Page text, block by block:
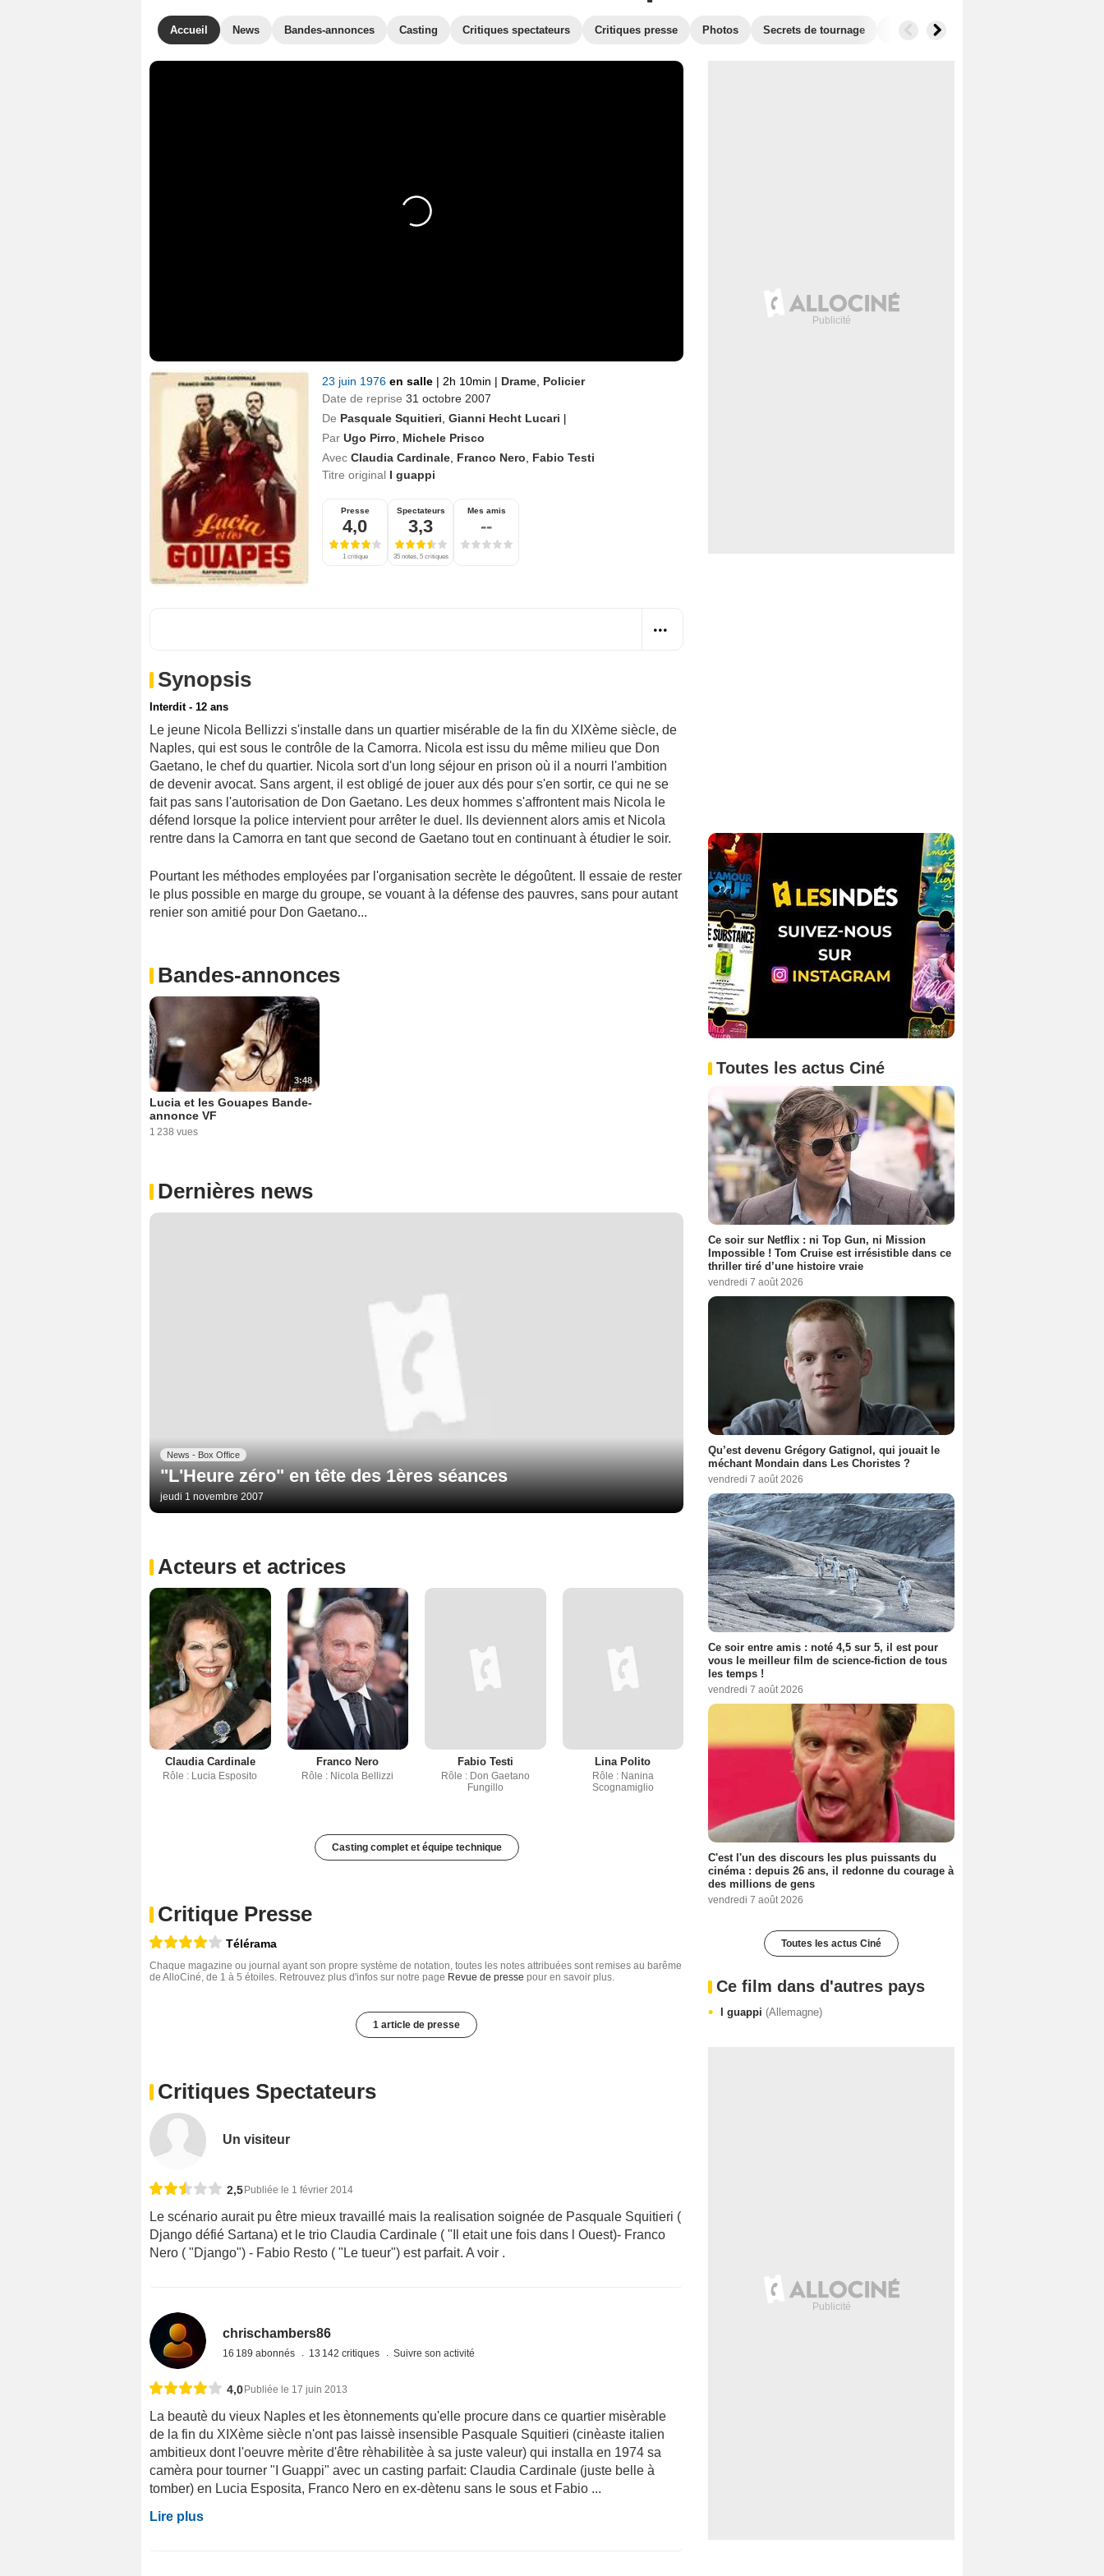
Accueil News Bandes-annonces Casting Critiques spectateurs Critiques presse Photos Secrets de tournage Films similaires
23 juin 1976 en salle | 2h 10min | Drame Policier
Date de reprise 31 octobre 2007
De Pasquale Squitieri Gianni Hecht Lucari |
Par Ugo Pirro
Michele Prisco
Avec Claudia Cardinale Franco Nero
Fabio Testi
Titre original I guappi
Presse
4,0
1 critique
Spectateurs
3,3
35 notes, 5 critiques
Mes amis
--
Synopsis
Interdit - 12 ans
Le jeune Nicola Bellizzi s'installe dans un quartier misérable de la fin du XIXème siècle, de
Naples, qui est sous le contrôle de la Camorra. Nicola est issu du même milieu que Don
Gaetano, le chef du quartier. Nicola sort d'un long séjour en prison où il a nourri l'ambition
de devenir avocat. Sans argent, il est obligé de jouer aux dés pour s'en sortir, ce qui ne se
fait pas sans l'autorisation de Don Gaetano. Les deux hommes s'affrontent mais Nicola le
défend lorsque la police intervient pour arrêter le duel. Ils deviennent alors amis et Nicola
rentre dans la Camorra en tant que second de Gaetano tout en continuant à étudier le soir.
Pourtant les méthodes employées par l'organisation secrète le dégoûtent. Il essaie de rester
le plus possible en marge du groupe, se vouant à la défense des pauvres, sans pour autant
renier son amitié pour Don Gaetano...
Bandes-annonces
3:48
Lucia et les Gouapes Bande-
annonce VF
1 238 vues
Dernières news
News - Box Office
"L'Heure zéro" en tête des 1ères séances
jeudi 1 novembre 2007
Acteurs et actrices
Claudia Cardinale
Rôle : Lucia Esposito
Franco Nero
Rôle : Nicola Bellizzi
Fabio Testi
Rôle : Don Gaetano
Fungillo
Lina Polito
Rôle : Nanina
Scognamiglio
Casting complet et équipe technique
Critique Presse
Télérama
Chaque magazine ou journal ayant son propre système de notation, toutes les notes attribuées sont remises au barême
de AlloCiné, de 1 à 5 étoiles. Retrouvez plus d'infos sur notre page Revue de presse pour en savoir plus.
1 article de presse
Critiques Spectateurs
Un visiteur
2,5 Publiée le 1 février 2014
Le scénario aurait pu être mieux travaillé mais la realisation soignée de Pasquale Squitieri (
Django défié Sartana) et le trio Claudia Cardinale ( "Il etait une fois dans l Ouest)- Franco
Nero ( "Django") - Fabio Resto ( "Le tueur") est parfait. A voir .
chrischambers86
16 189 abonnés 13 142 critiques Suivre son activité
4,0 Publiée le 17 juin 2013
La beautè du vieux Naples et les ètonnements qu'elle procure dans ce quartier misèrable
de la fin du XIXème siècle n'ont pas laissè insensible Pasquale Squitieri (cinèaste italien
ambitieux dont l'oeuvre mèrite d'être rèhabilitèe à sa juste valeur) qui installa en 1974 sa
camèra pour tourner "I Guappi" avec un casting parfait: Claudia Cardinale (juste belle à
tomber) en Lucia Esposita, Franco Nero en ex-dètenu sans le sous et Fabio ...
Lire plus
Toutes les actus Ciné
Ce soir sur Netflix : ni Top Gun, ni Mission
Impossible ! Tom Cruise est irrésistible dans ce
thriller tiré d’une histoire vraie
vendredi 7 août 2026
Qu’est devenu Grégory Gatignol, qui jouait le
méchant Mondain dans Les Choristes ?
vendredi 7 août 2026
Ce soir entre amis : noté 4,5 sur 5, il est pour
vous le meilleur film de science-fiction de tous
les temps !
vendredi 7 août 2026
C'est l'un des discours les plus puissants du
cinéma : depuis 26 ans, il redonne du courage à
des millions de gens
vendredi 7 août 2026
Toutes les actus Ciné
Ce film dans d'autres pays
I guappi (Allemagne)